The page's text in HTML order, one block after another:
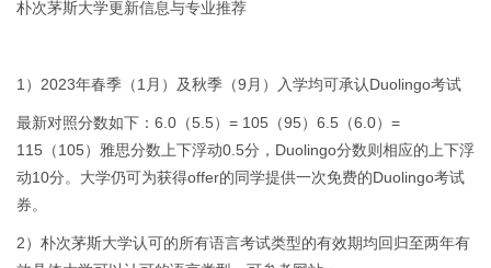
朴次茅斯大学更新信息与专业推荐
1）2023年春季（1月）及秋季（9月）入学均可承认Duolingo考试
最新对照分数如下：6.0（5.5）= 105（95）6.5（6.0）=
115（105）雅思分数上下浮动0.5分，Duolingo分数则相应的上下浮
动10分。大学仍可为获得offer的同学提供一次免费的Duolingo考试
券。
2）朴次茅斯大学认可的所有语言考试类型的有效期均回归至两年有